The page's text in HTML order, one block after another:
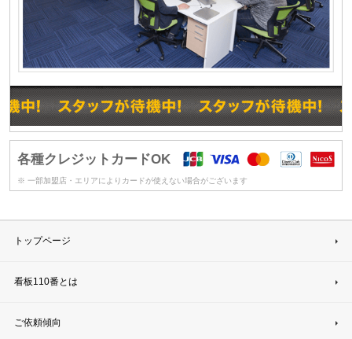
各種クレジットカードOK
※ 一部加盟店・エリアによりカードが使えない場合がございます
トップページ
看板110番とは
ご依頼傾向